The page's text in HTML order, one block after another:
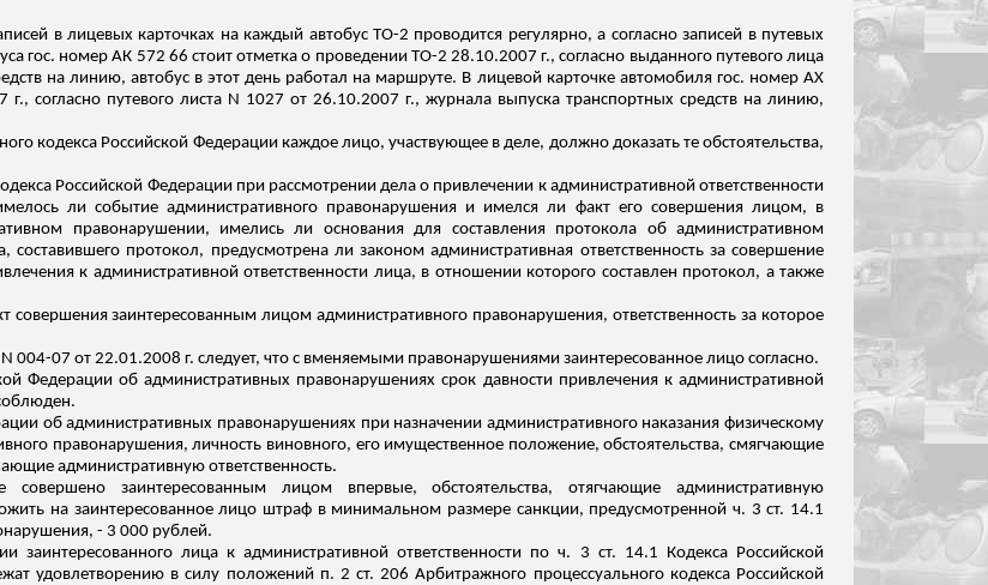
в лицевых карточках на каждый автобус ТО-2 проводится регулярно, а согласно записей в путевых
гос. номер АК 572 66 стоит отметка о проведении ТО-2 28.10.2007 г.,согласно выданного путевого лица
на линию, автобус в этот день работал на маршруте. В лицевой карточке автомобиля гос. номер АХ
г., согласно путевого листа N 1027 от 26.10.2007 г., журнала выпуска транспортных средств на линию,
кодекса Российской Федерации каждое лицо, участвующее в деле, должно доказать те обстоятельства,
Российской Федерации при рассмотрении дела о привлечении к административной ответственности
ли событие административного правонарушения и имелся ли факт его совершения лицом, в
правонарушении, имелись ли основания для составления протокола об административном
протокол, предусмотрена ли законом административная ответственность за совершение
к административной ответственности лица, в отношении которого составлен протокол, а также
совершения заинтересованным лицом административного правонарушения, ответственность за которое
07 от 22.01.2008 г. следует, что с вменяемыми правонарушениями заинтересованное лицо согласно.
Федерации об административных правонарушениях срок давности привлечения к административной
об административных правонарушениях при назначении административного наказания физическому
правонарушения, личность виновного, его имущественное положение, обстоятельства, смягчающие
административную ответственность.
совершено заинтересованным лицом впервые, обстоятельства, отягчающие административную
на заинтересованное лицо штраф в минимальном размере санкции, предусмотренной ч. 3 ст. 14.1
- 3 000 рублей.
заинтересованного лица к административной ответственности по ч. 3 ст. 14.1 Кодекса Российской
удовлетворению в силу положений п. 2 ст. 206 Арбитражного процессуального кодекса Российской